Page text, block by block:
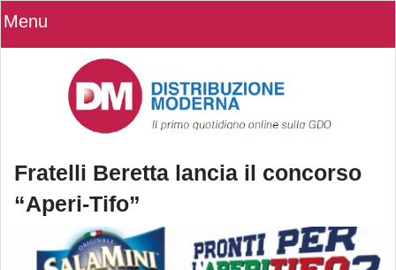
Menu
Fratelli Beretta lancia il concorso
“Aperi-Tifo”